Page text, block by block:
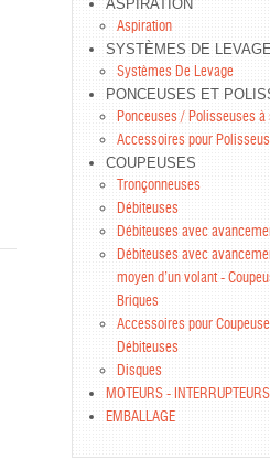
ASPIRATION
Aspiration
SYSTÈMES DE LEVAGE
Systèmes De Levage
PONCEUSES ET
Ponceuses / Polisseuses à
Accessoires pour
COUPEUSES
Tronçonneuses
Débiteuses
Débiteuses avec
Débiteuses avec
moyen d’un volant -
Briques
Accessoires pour
Débiteuses
Disques
MOTEURS - INTERRUPTEURS
EMBALLAGE